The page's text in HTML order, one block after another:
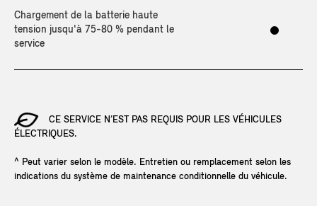
Chargement de la batterie haute
tension jusqu'à 75-80 % pendant le
service
CE SERVICE N’EST PAS REQUIS POUR LES VÉHICULES
ÉLECTRIQUES.
^ Peut varier selon le modèle. Entretien ou remplacement selon les
indications du système de maintenance conditionnelle du véhicule.